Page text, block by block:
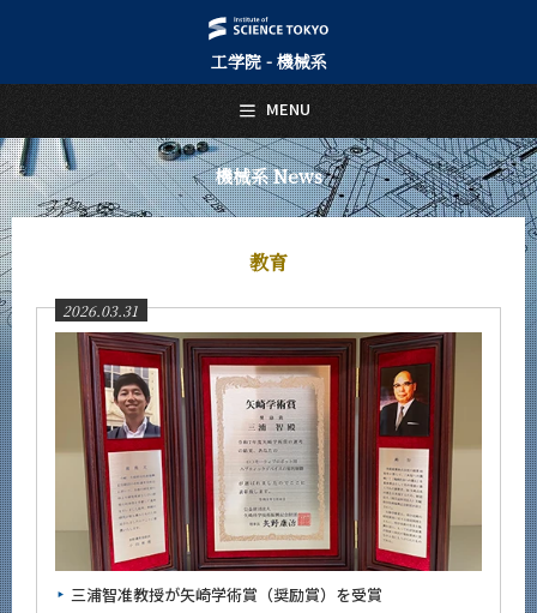
工学院 - 機械系
機械系 News
教育
2026.03.31
三浦智准教授が矢崎学術賞（奨励賞）を受賞
MENU
日本語 English
トップページ
Top Page
機械系について
About Us
教員・研究室
Faculty and Laboratories
未来
Future
入学案内
Admissions
機械系 News
News
News 一覧